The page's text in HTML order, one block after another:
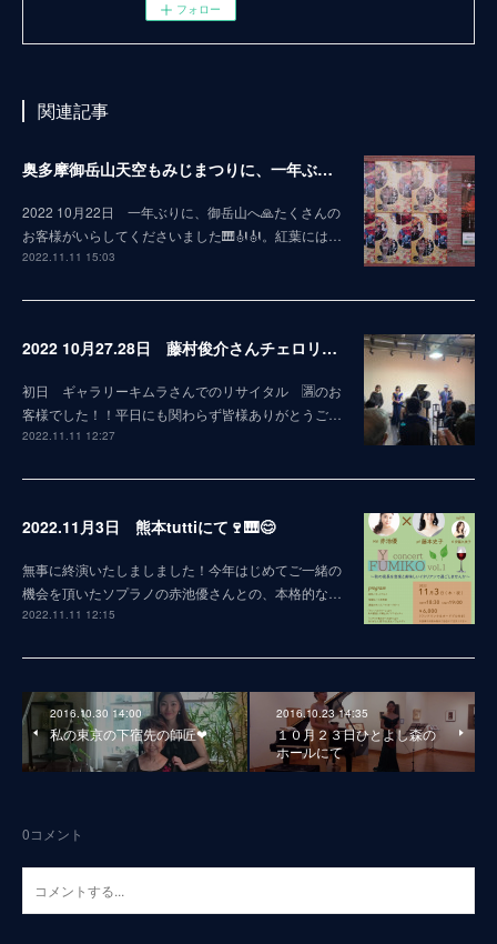
フォロー
関連記事
奥多摩御岳山天空もみじまつりに、一年ぶりに〜お邪魔しましたぁ🤗
2022 10月22日 一年ぶりに、御岳山へ🙏たくさんの
お客様がいらしてくださいました🎹🎻🎻。紅葉には…
2022.11.11 15:03
2022 10月27.28日 藤村俊介さんチェロリサイタルin熊本 終演致しました！
初日 ギャラリーキムラさんでのリサイタル 🈵のお
客様でした！！平日にも関わらず皆様ありがとうご…
2022.11.11 12:27
2022.11月3日 熊本tuttiにて🍷🎹😊
無事に終演いたしましました！今年はじめてご一緒の
機会を頂いたソプラノの赤池優さんとの、本格的な…
2022.11.11 12:15
2016.10.30 14:00
私の東京の下宿先の師匠❤
2016.10.23 14:35
１０月２３日ひとよし森の
ホールにて
0コメント